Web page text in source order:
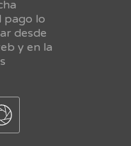
pago lo
desde
y en la